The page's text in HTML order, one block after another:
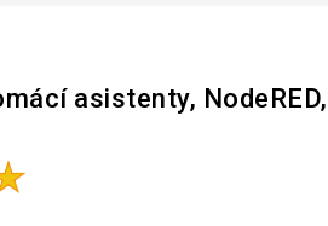
asistenty, NodeRED,